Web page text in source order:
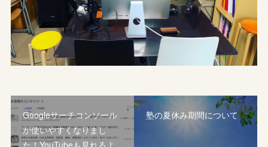
Googleサーチコンソール
が使いやすくなりまし
塾の夏休み期間について